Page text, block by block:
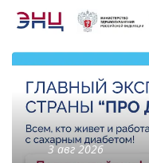
3 авг 2026